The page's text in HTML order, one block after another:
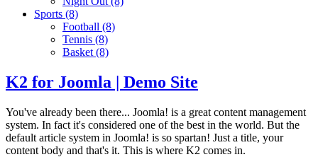
Sports (8)
Football (8)
Tennis (8)
Basket (8)
K2 for Joomla | Demo Site
You've already been there... Joomla! is a great content management
system. In fact it's considered one of the best in the world. But the
default article system in Joomla! is so spartan! Just a title, your
content body and that's it. This is where K2 comes in.